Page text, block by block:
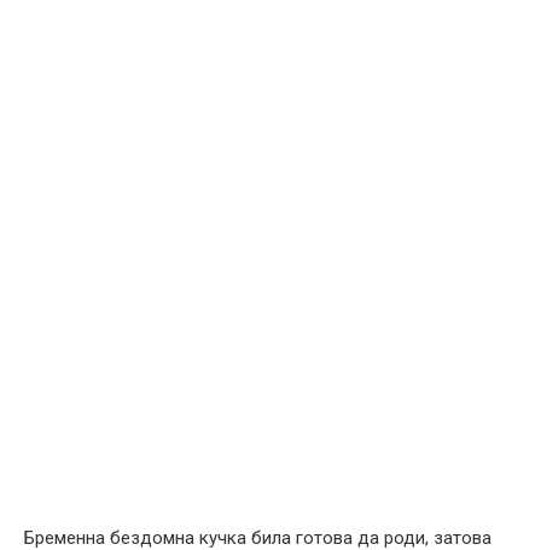
Бременна бездомна кучка била готова да роди, затова